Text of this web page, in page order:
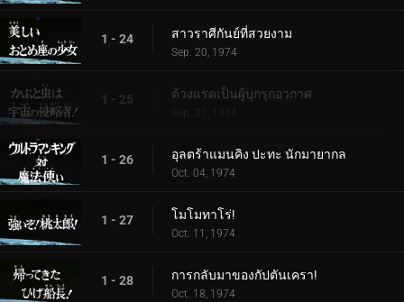
1 - 24 สาวราศีกันย์ที่สวยงาม
Sep. 20, 1974
1 - 25 ด้วงแรดเป็นผู้บุกรุกอวกาศ
Sep. 27, 1974
1 - 26 อุลตร้าแมนคิง ปะทะ นักมายากล
Oct. 04, 1974
1 - 27 โมโมทาโร่!
Oct. 11, 1974
1 - 28 การกลับมาของกัปตันเครา!
Oct. 18, 1974